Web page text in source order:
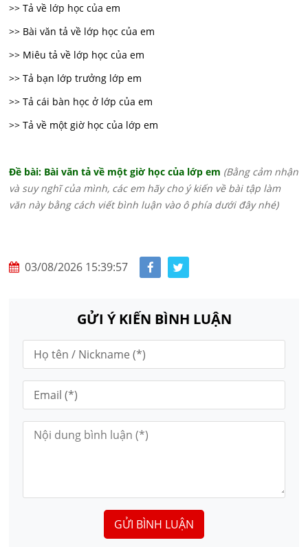
>> Tả về lớp học của em
>> Bài văn tả về lớp học của em
>> Miêu tả về lớp học của em
>> Tả bạn lớp trưởng lớp em
>> Tả cái bàn học ở lớp của em
>> Tả về một giờ học của lớp em
Đề bài: Bài văn tả về một giờ học của lớp em (Bằng cảm nhận
và suy nghĩ của mình, các em hãy cho ý kiến về bài tập làm
văn này bằng cách viết bình luận vào ô phía dưới đây nhé)
03/08/2026 15:39:57
GỬI Ý KIẾN BÌNH LUẬN
GỬI BÌNH LUẬN